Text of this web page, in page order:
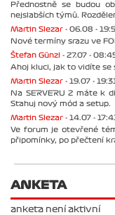
Přednostně se budou
nejslabších týmů.
Martin Slezar - 06.08 -
Nové termíny srazu ve
Štefan Günzl - 27.07 -
Ahoj kluci, jak to vidíte se
Martin Slezar - 19.07 -
Na SERVERU 2 máte k
Stahuj nový mód a setup.
Martin Slezar - 14.07 -
Ve forum je otevřené
připomínky, po přečtení
ANKETA
anketa není aktivní